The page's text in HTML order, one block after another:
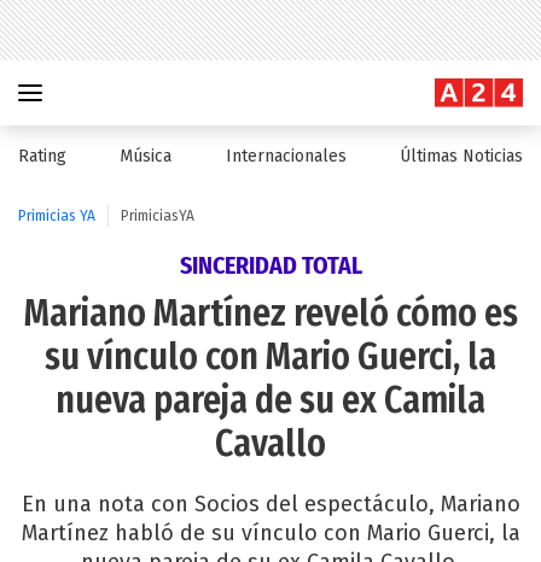
Rating Música Internacionales Últimas Noticias
Primicias YA PrimiciasYA
SINCERIDAD TOTAL
Mariano Martínez reveló cómo es
su vínculo con Mario Guerci, la
nueva pareja de su ex Camila
Cavallo
En una nota con Socios del espectáculo, Mariano
Martínez habló de su vínculo con Mario Guerci, la